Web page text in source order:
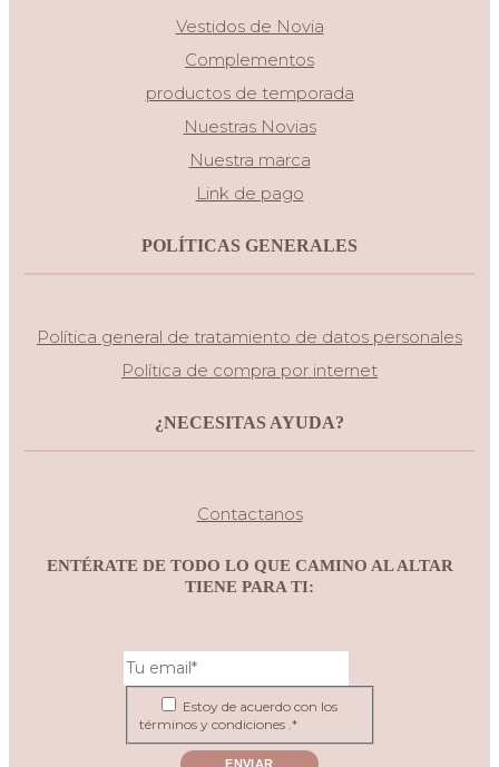
Vestidos de Novia
Complementos
productos de temporada
Nuestras Novias
Nuestra marca
Link de pago
POLÍTICAS GENERALES
Política general de tratamiento de datos personales
Política de compra por internet
¿NECESITAS AYUDA?
Contactanos
ENTÉRATE DE TODO LO QUE CAMINO AL ALTAR
TIENE PARA TI:
Estoy de acuerdo con los
términos y condiciones .*
ENVIAR